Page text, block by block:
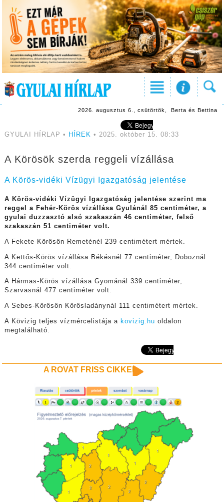
2026. augusztus 6., csütörtök, Berta és Bettina
GYULAI HÍRLAP • HÍREK • 2025. október 15. 08:33
A Körösök szerda reggeli vízállása
A Körös-vidéki Vízügyi Igazgatóság jelentése
A Körös-vidéki Vízügyi Igazgatóság jelentése szerint ma
reggel a Fehér-Körös vízállása Gyulánál 85 centiméter, a
gyulai duzzasztó alsó szakaszán 46 centiméter, felső
szakaszán 51 centiméter volt.
A Fekete-Körösön Remeténél 239 centimétert mértek.
A Kettős-Körös vízállása Békésnél 77 centiméter, Doboznál
344 centiméter volt.
A Hármas-Körös vízállása Gyománál 339 centiméter,
Szarvasnál 477 centiméter volt.
A Sebes-Körösön Körösladánynál 111 centimétert mértek.
A Kövizig teljes vízmércelistája a kovizig.hu oldalon
megtalálható.
A ROVAT FRISS CIKKEI